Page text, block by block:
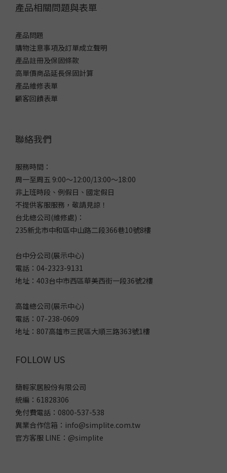
產品相關問題與表單
產品問題
購物注意事項及訂單成立聲明
產品註冊及保固條款
高單價商品延長保固計算
產品維修表單
顧客回饋表單
聯絡我們
服務時間：
周一至周五 9:00～12:00/13:00～18:00
非上班時段、例假日、國定假日
不提供客服服務，敬請見諒！
台北總公司(維修處)：
235新北市中和區中山路二段366巷10號8樓
台中分公司(展示中心)
電話：04-2323-9131
地址：403台中市西區華美西街一段36號2樓
高雄總公司(展示中心)
電話：07-238-0609
地址：807高雄市三民區大順三路363號1樓
FOLLOW US
簡輕家居股份有限公司
統編：61828306
免付費電話：0800-537-538
異業合作信箱：info@simplite.com.tw
官方客服 LINE：@simplite